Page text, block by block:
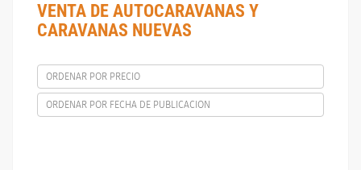
VENTA DE AUTOCARAVANAS Y
CARAVANAS NUEVAS
ORDENAR POR PRECIO
ORDENAR POR FECHA DE PUBLICACION